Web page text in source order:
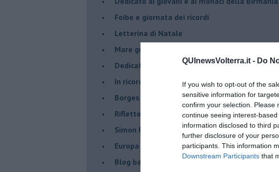
QUInewsVolterra.it - Do
If you wish to opt-out of the
sensitive information for
confirm your selection. Please
continue seeing interest-
information disclosed to third
further disclosure of your
participants. This information
Downstream Participants that
​Foibe e giornata dei ricordi
Letterina di Natale
Mare greco
​Dedicato a George Floyd
​In ricordo di un compagno.
Borges aveva capito
Riflettono fiori rossi
Simon Radowitzky
Europa vicina e lontana dal mio cuore
Blog barbino